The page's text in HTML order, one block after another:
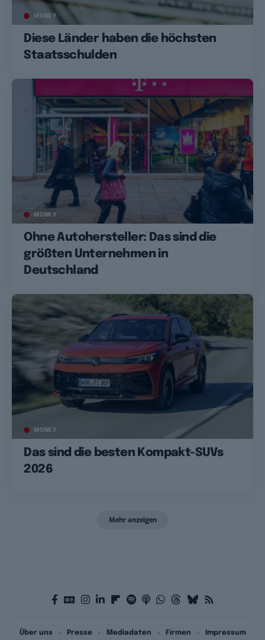
MONEY
Diese Länder haben die höchsten
Staatsschulden
MONEY
Ohne Autohersteller: Das sind die
größten Unternehmen in
Deutschland
MONEY
Das sind die besten Kompakt-SUVs
2026
Mehr anzeigen
Über uns Presse Mediadaten Firmen Impressum